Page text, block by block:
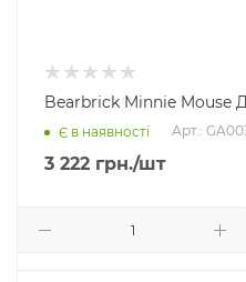
Bearbrick Minnie Mouse
Є в наявності Арт.:
3 222 грн./шт